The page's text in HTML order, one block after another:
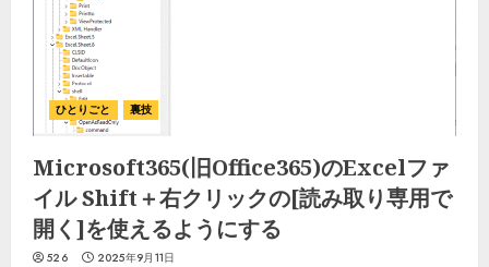
ひとりごと 裏技
Microsoft365(旧Office365)のExcelファ
イル Shift＋右クリックの[読み取り専用で
開く]を使えるようにする
526 2025年9月11日